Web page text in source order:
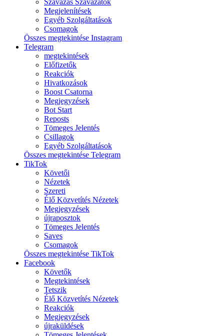
Megjelenítések
Egyéb Szolgáltatások
Csomagok
Összes megtekintése Instagram
Telegram
megtekintések
Előfizetők
Reakciók
Hivatkozások
Boost Csatorna
Megjegyzések
Bot Start
Reposts
Tömeges Jelentés
Csillagok
Egyéb Szolgáltatások
Összes megtekintése Telegram
TikTok
Követői
Nézetek
Szereti
Élő Közvetítés Nézetek
Megjegyzések
újraposztok
Tömeges Jelentés
Saves
Csomagok
Összes megtekintése TikTok
Facebook
Követők
Megtekintések
Tetszik
Élő Közvetítés Nézetek
Reakciók
Megjegyzések
újraküldések